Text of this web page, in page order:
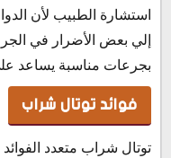
استشارة الطبيب لأن
إلي بعض الأضرار في
بجرعات مناسبة يساعد
فوائد توتال شراب
توتال شراب متعدد